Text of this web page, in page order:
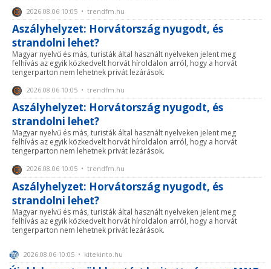
2026.08.06 10:05 • trendfm.hu
Aszályhelyzet: Horvátország nyugodt, és
strandolni lehet?
Magyar nyelvű és más, turisták által használt nyelveken jelent meg
felhívás az egyik közkedvelt horvát híroldalon arról, hogy a horvát
tengerparton nem lehetnek privát lezárások.
2026.08.06 10:05 • trendfm.hu
Aszályhelyzet: Horvátország nyugodt, és
strandolni lehet?
Magyar nyelvű és más, turisták által használt nyelveken jelent meg
felhívás az egyik közkedvelt horvát híroldalon arról, hogy a horvát
tengerparton nem lehetnek privát lezárások.
2026.08.06 10:05 • trendfm.hu
Aszályhelyzet: Horvátország nyugodt, és
strandolni lehet?
Magyar nyelvű és más, turisták által használt nyelveken jelent meg
felhívás az egyik közkedvelt horvát híroldalon arról, hogy a horvát
tengerparton nem lehetnek privát lezárások.
2026.08.06 10:05 • kitekinto.hu